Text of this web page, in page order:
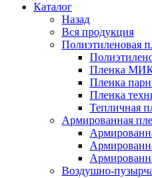
Каталог
Назад
Вся продукция
Полиэтиленовая
Пленка
Пленка
Пленка
Тепличная
Армированная
Воздушно-